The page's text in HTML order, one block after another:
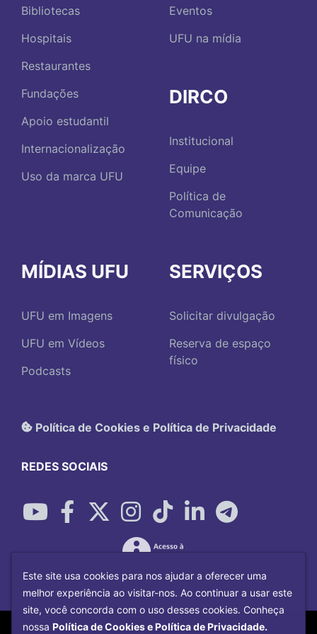
Bibliotecas
Hospitais
Restaurantes
Fundações
Apoio estudantil
Internacionalização
Uso da marca UFU
Eventos
UFU na mídia
DIRCO
Institucional
Equipe
Política de
Comunicação
MÍDIAS UFU
UFU em Imagens
UFU em Vídeos
Podcasts
SERVIÇOS
Solicitar divulgação
Reserva de espaço
físico
Política de Cookies e Política de Privacidade
REDES SOCIAIS
Copyright©2026Universidade Federal
Este site usa cookies para nos ajudar a oferecer uma
melhor experiência ao visitar-nos. Ao continuar a usar este
site, você concorda com o uso desses cookies. Conheça
nossa Política de Cookies e Política de Privacidade.